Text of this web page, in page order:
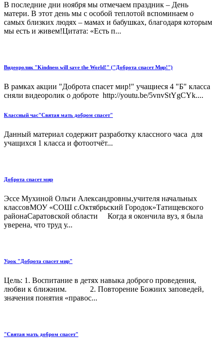
В последние дни ноября мы отмечаем праздник – День
матери. В этот день мы с особой теплотой вспоминаем о
самых близких людях – мамах и бабушках, благодаря которым
мы есть и живем!Цитата: «Есть п...
Видеоролик "Kindness will save the World!" ("Доброта спасет Мир!")
В рамках акции "Доброта спасет мир!" учащиеся 4 "Б" класса
сняли видеоролик о доброте http://youtu.be/5vnvStYgCYk....
Классный час"Святая мать добром спасет"
Данный материал содержит разработку классного часа для
учащихся 1 класса и фотоотчёт...
Доброта спасет мир
Эссе Мухиной Ольги Александровны,учителя начальных
классовМОУ «СОШ с.Октябрьский Городок»Татищевского
районаСаратовской области Когда я окончила вуз, я была
уверена, что труд у...
Урок "Доброта спасет мир"
Цель: 1. Воспитание в детях навыка доброго проведения,
любви к ближним. 2. Повторение Божиих заповедей,
значения понятия «правос...
"Святая мать добром спасет"